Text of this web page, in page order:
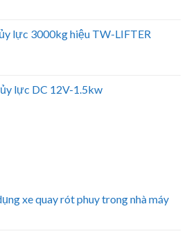
lực 3000kg hiệu TW-LIFTER
lực DC 12V-1.5kw
xe quay rót phuy trong nhà máy